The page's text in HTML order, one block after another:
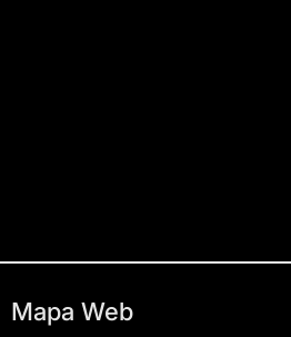
Mapa Web